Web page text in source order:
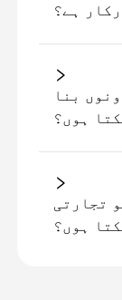
ہے؟
بنا
ہوں؟
تجارتی
ہوں؟